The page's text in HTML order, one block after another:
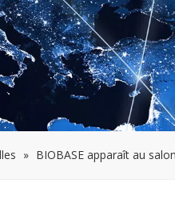
» BIOBASE apparaît au